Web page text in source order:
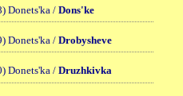
Donets'ka / Dons'ke
Donets'ka / Drobysheve
Donets'ka / Druzhkivka